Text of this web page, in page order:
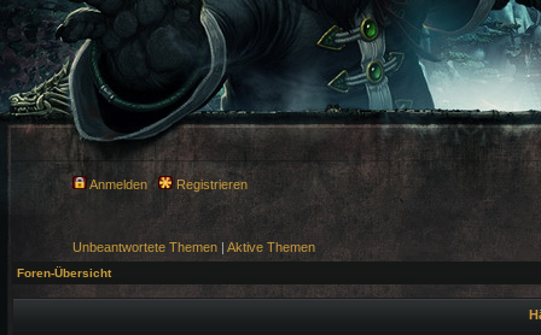
Anmelden Registrieren
Unbeantwortete Themen | Aktive Themen
Foren-Übersicht